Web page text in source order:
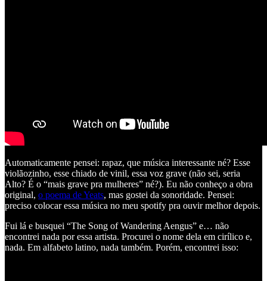
Automaticamente pensei: rapaz, que música interessante né? Esse
violãozinho, esse chiado de vinil, essa voz grave (não sei, seria
Alto? É o “mais grave pra mulheres” né?). Eu não conheço a obra
original, o poema de Yeats, mas gostei da sonoridade. Pensei:
preciso colocar essa música no meu spotify pra ouvir melhor depois.
Fui lá e busquei “The Song of Wandering Aengus” e… não
encontrei nada por essa artista. Procurei o nome dela em cirílico e,
nada. Em alfabeto latino, nada também. Porém, encontrei isso: